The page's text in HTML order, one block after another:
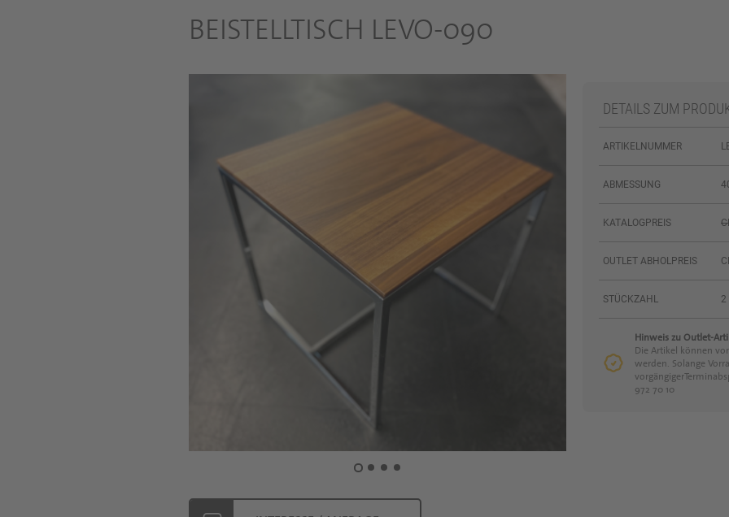
BEISTELLTISCH LEVO-090
DETAILS ZUM
ARTIKELNUMMER
ABMESSUNG
KATALOGPREIS
OUTLET ABHOLPREIS
STÜCKZAHL 2
Hinweis zu Outlet-
Die Artikel können
werden. Solange
972 70 10